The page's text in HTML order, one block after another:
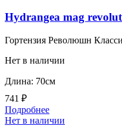
Hydrangea mag
Гортензия Революшн
Нет в наличии
Длина: 70см
741 ₽
Подробнее
Нет в наличии